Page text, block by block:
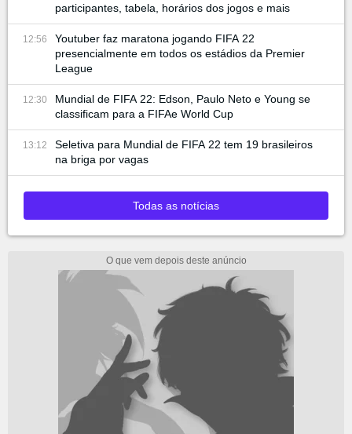
participantes, tabela, horários dos jogos e mais
12:56
Youtuber faz maratona jogando FIFA 22
presencialmente em todos os estádios da Premier
League
12:30
Mundial de FIFA 22: Edson, Paulo Neto e Young se
classificam para a FIFAe World Cup
13:12
Seletiva para Mundial de FIFA 22 tem 19 brasileiros
na briga por vagas
Todas as notícias